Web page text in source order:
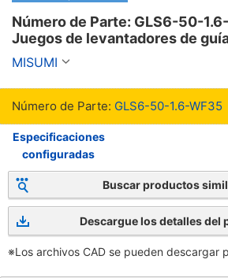
Número de Parte: GLS6-50-
Juegos de levantadores de
MISUMI
Número de Parte: GLS6-50-1.6-WF35
Especificaciones
configuradas
Buscar productos
Descargue los detalles del
※Los archivos CAD se pueden descargar